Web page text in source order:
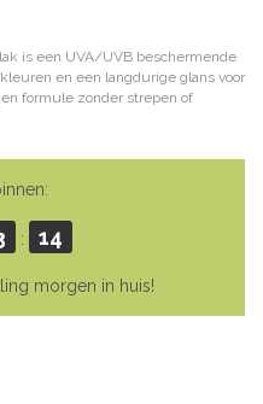
is een UVA/UVB beschermende
en een langdurige glans voor
formule zonder strepen of
: 14
morgen in huis!